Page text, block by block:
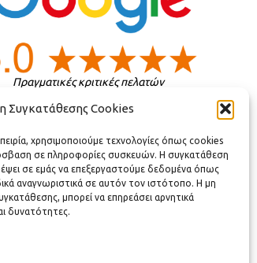
Συγκατάθεσης Cookies
χρησιμοποιούμε τεχνολογίες όπως cookies
σε πληροφορίες συσκευών. Η συγκατάθεση
σε εμάς να επεξεργαστούμε δεδομένα όπως
αναγνωριστικά σε αυτόν τον ιστότοπο. Η μη
μπορεί να επηρεάσει αρνητικά
δυνατότητες.
Πραγματικές κριτικές πελατών